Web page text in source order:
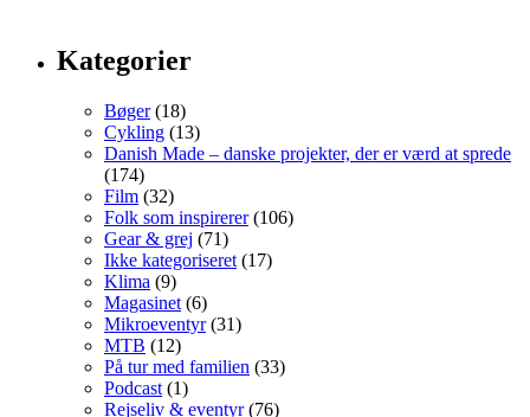
Kategorier
Bøger(18)
Cykling (13)
Danish Made – danske projekter, der er værd at sprede
(174)
Film (32)
Folk som inspirerer(106)
Gear & grej (71)
Ikke kategoriseret (17)
Klima (9)
Magasinet (6)
Mikroeventyr(31)
MTB (12)
På tur med familien (33)
Podcast (1)
Rejseliv & eventyr(76)